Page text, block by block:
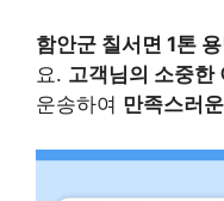
함안군 칠서면 1톤
요. 고객님의 소중한
운송하여 만족스러